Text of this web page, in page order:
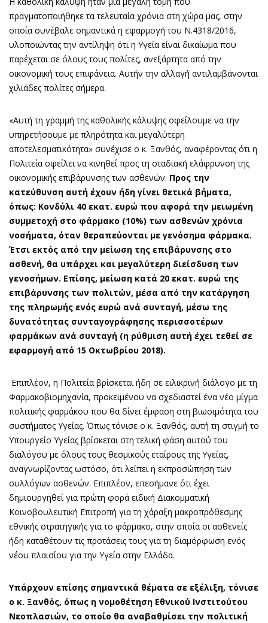
πραγματοποιήθηκε τα τελευταία χρόνια στη χώρα μας, στην
οποία συνέβαλε σημαντικά η εφαρμογή του Ν.4318/2016,
υλοποιώντας την αντίληψη ότι η Υγεία είναι δικαίωμα που
παρέχεται σε όλους τους πολίτες, ανεξάρτητα από την
οικονομική τους επιφάνεια. Αυτήν την αλλαγή αντιλαμβάνονται
χιλιάδες πολίτες σήμερα.
«Αυτή τη γραμμή της καθολικής κάλυψης οφείλουμε να την
υπηρετήσουμε με πληρότητα και μεγαλύτερη
αποτελεσματικότητα» συνέχισε ο κ. Ξανθός, αναφέροντας ότι η
Πολιτεία οφείλει να κινηθεί προς τη σταδιακή ελάφρυνση της
οικονομικής επιβάρυνσης των ασθενών. Προς την
κατεύθυνση αυτή έχουν ήδη γίνει θετικά βήματα,
όπως: Κονδύλι 40 εκατ. ευρώ που αφορά την μειωμένη
συμμετοχή στο φάρμακο (10%) των ασθενών χρόνια
νοσήματα, όταν θεραπεύονται με γενόσημα φάρμακα.
Έτσι εκτός από την μείωση της επιβάρυνσης στο
ασθενή, θα υπάρχει και μεγαλύτερη διείσδυση των
γενοσήμων. Επίσης, μείωση κατά 20 εκατ. ευρώ της
επιβάρυνσης των πολιτών, μέσα από την κατάργηση
της πληρωμής ενός ευρώ ανά συνταγή, μέσω της
δυνατότητας συνταγογράφησης περισσοτέρων
φαρμάκων ανά συνταγή (η ρύθμιση αυτή έχει τεθεί σε
εφαρμογή από 15 Οκτωβρίου 2018).
Επιπλέον, η Πολιτεία βρίσκεται ήδη σε ειλικρινή διάλογο με τη
Φαρμακοβιομηχανία, προκειμένου να σχεδιαστεί ένα νέο μίγμα
πολιτικής φαρμάκου που θα δίνει έμφαση στη βιωσιμότητα του
συστήματος Υγείας. Όπως τόνισε ο κ. Ξανθός, αυτή τη στιγμή το
Υπουργείο Υγείας βρίσκεται στη τελική φάση αυτού του
διαλόγου με όλους τους θεσμικούς εταίρους της Υγείας,
αναγνωρίζοντας ωστόσο, ότι λείπει η εκπροσώπηση των
συλλόγων ασθενών. Επιπλέον, επεσήμανε ότι έχει
δημιουργηθεί για πρώτη φορά ειδική Διακομματική
Κοινοβουλευτική Επιτροπή για τη χάραξη μακροπρόθεσμης
εθνικής στρατηγικής για το φάρμακο, στην οποία οι ασθενείς
ήδη καταθέτουν τις προτάσεις τους για τη διαμόρφωση ενός
νέου πλαισίου για την Υγεία στην Ελλάδα.
Υπάρχουν επίσης σημαντικά θέματα σε εξέλιξη, τόνισε
ο κ. Ξανθός, όπως η νομοθέτηση Εθνικού Ινστιτούτου
Νεοπλασιών, το οποίο θα αναβαθμίσει την πολιτική